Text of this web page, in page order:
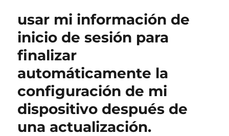
usar mi información de
inicio de sesión para
finalizar
automáticamente la
configuración de mi
dispositivo después de
una actualización.